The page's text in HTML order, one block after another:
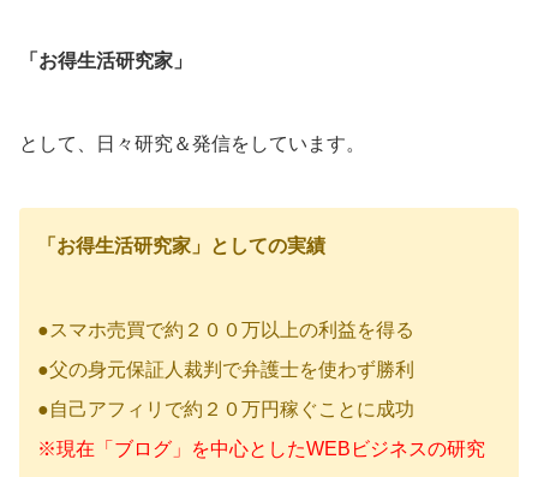
「お得生活研究家」
として、日々研究＆発信をしています。
「お得生活研究家」としての実績
●スマホ売買で約２００万以上の利益を得る
●父の身元保証人裁判で弁護士を使わず勝利
●自己アフィリで約２０万円稼ぐことに成功
※現在「ブログ」を中心としたWEBビジネスの研究